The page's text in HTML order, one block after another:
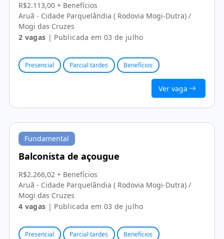
R$2.113,00 + Benefícios
Aruã - Cidade Parquelândia ( Rodovia Mogi-Dutra) /
Mogi das Cruzes
2 vagas | Publicada em 03 de julho
Presencial Parcial tardes Benefícios
Ver vaga
Fundamental
Balconista de açougue
R$2.266,02 + Benefícios
Aruã - Cidade Parquelândia ( Rodovia Mogi-Dutra) /
Mogi das Cruzes
4 vagas | Publicada em 03 de julho
Presencial Parcial tardes Benefícios